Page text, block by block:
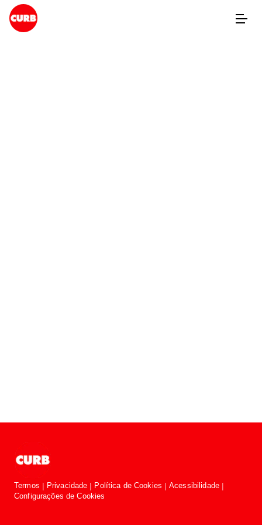
Termos Privacidade Política de Cookies
Acessibilidade
Configurações de Cookies